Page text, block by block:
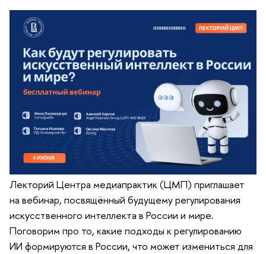
Лекторий Центра медиапрактик (ЦМП) приглашает
на вебинар, посвящённый будущему регулирования
искусственного интеллекта в России и мире.
Поговорим про то, какие подходы к регулированию
ИИ формируются в России, что может измениться для